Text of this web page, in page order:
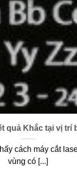
quả Khắc tại vị trí
cách máy cắt
vùng có [...]